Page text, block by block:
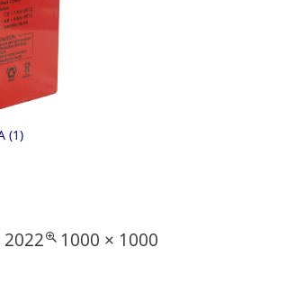
(1)
Full
1000 × 1000